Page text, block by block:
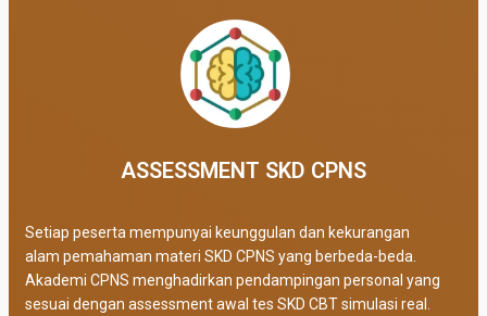
ASSESSMENT SKD CPNS
Setiap peserta mempunyai keunggulan dan kekurangan
alam pemahaman materi SKD CPNS yang berbeda-beda.
Akademi CPNS menghadirkan pendampingan personal yang
sesuai dengan assessment awal tes SKD CBT simulasi real.